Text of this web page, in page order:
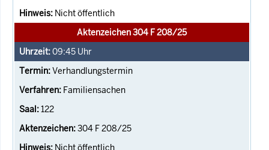
Nicht öffentlich
Aktenzeichen 304 F 208/25
09:45 Uhr
Verhandlungstermin
Familiensachen
122
304 F 208/25
Nicht öffentlich